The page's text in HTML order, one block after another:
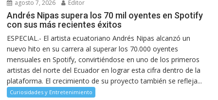
agosto 7, 2026 Editor
Andrés Nipas supera los 70 mil oyentes en Spotify
con sus más recientes éxitos
ESPECIAL.- El artista ecuatoriano Andrés Nipas alcanzó un
nuevo hito en su carrera al superar los 70.000 oyentes
mensuales en Spotify, convirtiéndose en uno de los primeros
artistas del norte del Ecuador en lograr esta cifra dentro de la
plataforma. El crecimiento de su proyecto también se refleja...
Curiosidades y Entretenimiento